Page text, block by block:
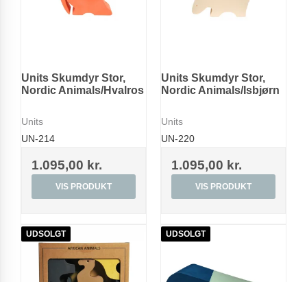
Units Skumdyr Stor,
Nordic Animals/Hvalros
Units
UN-214
1.095,00 kr.
VIS PRODUKT
Units Skumdyr Stor,
Nordic Animals/Isbjørn
Units
UN-220
1.095,00 kr.
VIS PRODUKT
UDSOLGT UDSOLGT